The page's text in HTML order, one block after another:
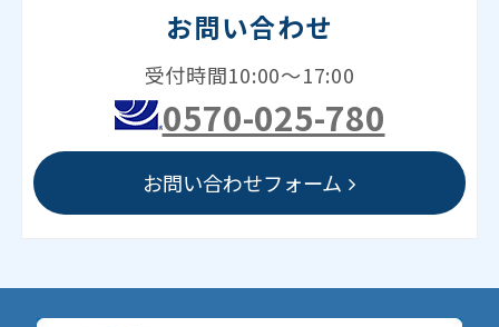
お問い合わせ
受付時間10:00～17:00
0570-025-780
お問い合わせフォーム